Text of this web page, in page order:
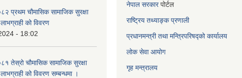
प्रथम चौमासिक सामाजिक सुरक्षा
लाभग्राही को विवरण
- 18:02
तेस्रो चौमासिक सामाजिक सुरक्षा
लाभग्राही को विवरण सम्बन्धमा ।
नेपाल सरकारपोर्टल
राष्ट्रिय तथ्याङ्क प्रणाली
प्रधानमन्त्री तथा मन्त्रिपरिषद्को कार्यालय
लोक सेवाआयोग
गृह मन्त्रालय